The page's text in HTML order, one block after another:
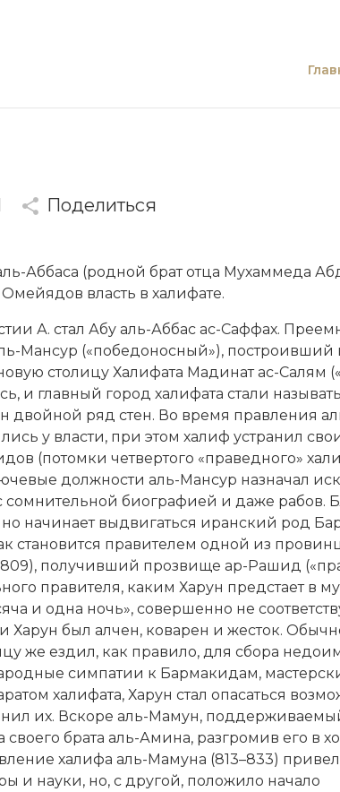
Поделиться
Аббаса (родной брат отца Мухаммеда
власть в халифате.
А. стал Абу аль-Аббас ас-Саффах.
Мансур («победоносный»), построивший
столицу Халифата Мадинат ас-Салям
и главный город халифата стали
двойной ряд стен. Во время правления
у власти, при этом халиф устранил
(потомки четвертого «праведного»
должности аль-Мансур назначал
биографией и даже рабов.
начинает выдвигаться иранский род
становится правителем одной из
получивший прозвище ар-Рашид
правителя, каким Харун предстает в
и одна ночь», совершенно не
Харун был алчен, коварен и жесток.
же ездил, как правило, для сбора
симпатии к Бармакидам,
халифата, Харун стал опасаться
их. Вскоре аль-Мамун,
брата аль-Амина, разгромив его в
халифа аль-Мамуна (813–833)
и науки, но, с другой, положило начало